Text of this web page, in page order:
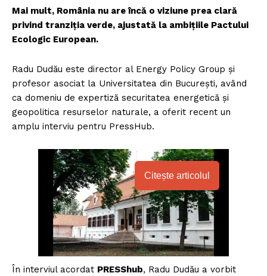
Mai mult, România nu are încă o viziune prea clară
privind tranziția verde, ajustată la ambițiile Pactului
Ecologic European.
Radu Dudău este director al Energy Policy Group și
profesor asociat la Universitatea din București, având
ca domeniu de expertiză securitatea energetică și
geopolitica resurselor naturale, a oferit recent un
amplu interviu pentru PressHub.
Citește articolul
În interviul acordat PRESShub, Radu Dudău a vorbit